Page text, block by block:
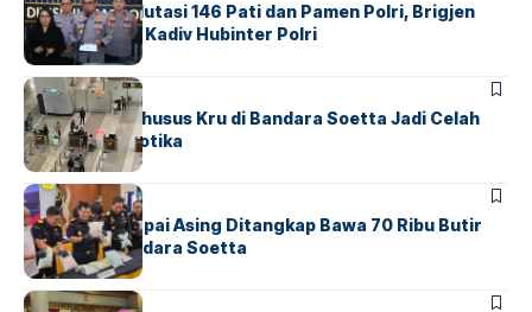
Mabes Polri Mutasi 146 Pati dan Pamen Polri, Brigjen
Untung Jabat Kadiv Hubinter Polri
BANDARABERITA
Ketika Jalur Khusus Kru di Bandara Soetta Jadi Celah
Sindikat Narkotika
BANDARA BERITA
Kopilot Maskapai Asing Ditangkap Bawa 70 Ribu Butir
Ekstasi di Bandara Soetta
BERITAINDEX